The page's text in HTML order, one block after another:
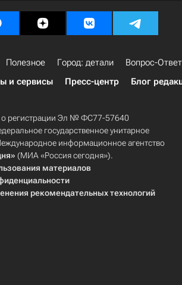
Полезное Город: детали Вопрос-Ответ
и сервисы Пресс-центр Блог
о регистрации Эл № ФС77-57640
государственное унитарное
информационное агентство
(МИА «Россия сегодня»).
материалов
рекомендательных технологий